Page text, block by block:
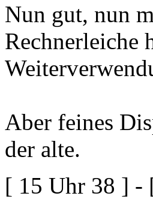
Nun gut, nun
Rechnerleiche
Aber feines
der alte.
[ 15 Uhr 38 ] -